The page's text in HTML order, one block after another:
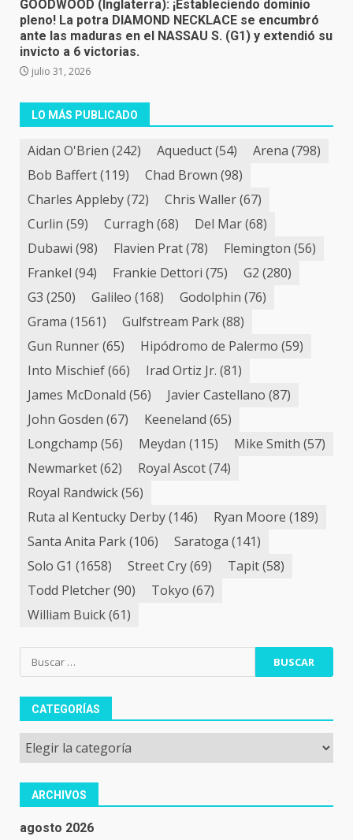
GOODWOOD (Inglaterra): ¡Estableciendo dominio
pleno! La potra DIAMOND NECKLACE se encumbró
ante las maduras en el NASSAU S. (G1) y extendió su
invicto a 6 victorias.
julio 31, 2026
LO MÁS PUBLICADO
Aidan O'Brien (242) Aqueduct(54) Arena (798)
Bob Baffert(119) Chad Brown (98)
Charles Appleby(72) Chris Waller(67)
Curlin (59) Curragh (68) Del Mar(68)
Dubawi (98) Flavien Prat(78) Flemington (56)
Frankel (94) Frankie Dettori (75) G2 (280)
G3 (250) Galileo (168) Godolphin (76)
Grama (1561) Gulfstream Park(88)
Gun Runner(65) Hipódromo de Palermo (59)
Into Mischief(66) Irad Ortiz Jr. (81)
James McDonald (56) Javier Castellano (87)
John Gosden (67) Keeneland (65)
Longchamp (56) Meydan (115) Mike Smith (57)
Newmarket(62) Royal Ascot(74)
Royal Randwick(56)
Ruta al Kentucky Derby(146) Ryan Moore (189)
Santa Anita Park(106) Saratoga (141)
Solo G1 (1658) Street Cry(69) Tapit(58)
Todd Pletcher(90) Tokyo (67)
William Buick(61)
Buscar:
CATEGORÍAS
Categorías
ARCHIVOS
agosto 2026